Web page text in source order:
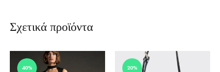
Σχετικά προϊόντα
40% 20%